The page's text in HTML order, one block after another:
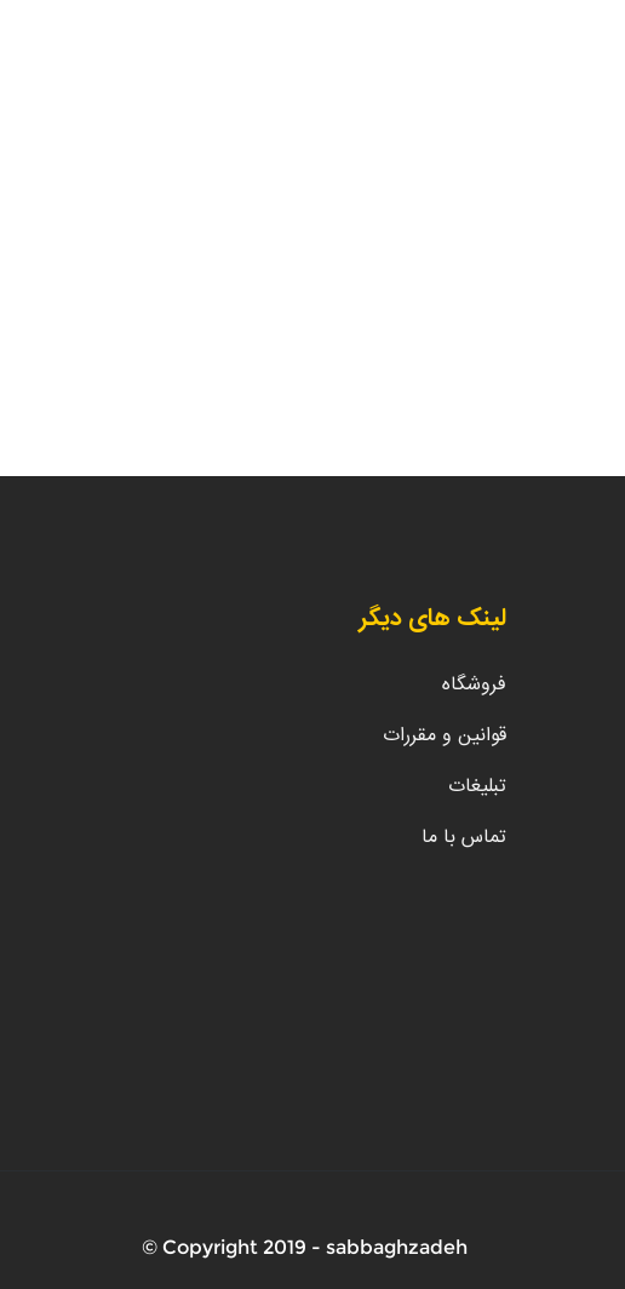
لینک های دیگر
فروشگاه
قوانین و مقررات
تبلیغات
تماس با ما
Copyright 2019 - sabbaghzadeh ©